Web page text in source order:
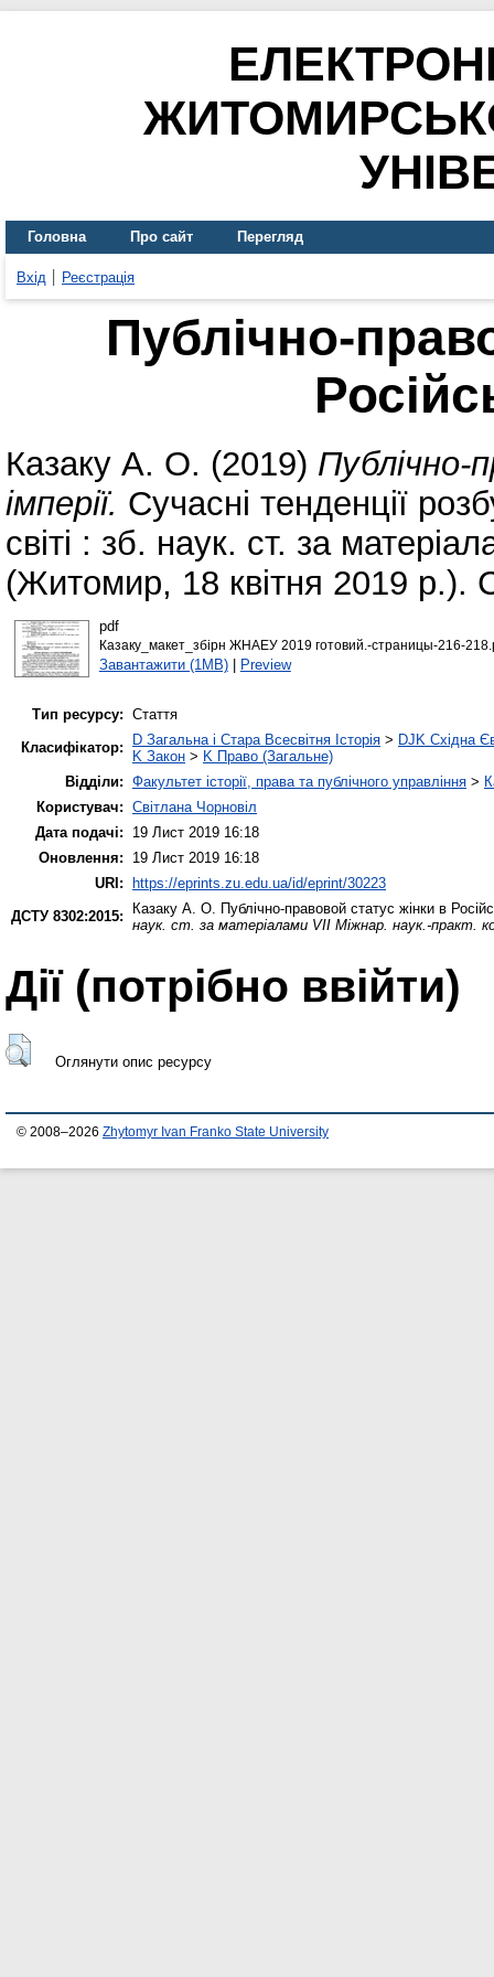
Головна Про сайт Перегляд
Вхід Реєстрація
Публічно-
Казаку А. О. (2019) Публічно-
імперії. Сучасні тенденції
світі : зб. наук. ст. за
(Житомир, 18 квітня 2019 р.).
pdf
Казаку_макет_збірн ЖНАЕУ 2019 готовий.-страницы-216-
Завантажити (1MB)| Preview
Тип ресурсу: Стаття
Класифікатор:
D Загальна і Стара Всесвітня Історія > DJK Східна
K Закон > K Право (Загальне)
Відділи: Факультет історії, права та публічного управління >
Користувач: Світлана Чорновіл
Дата подачі:
19 Лист 2019 16:18
Оновлення:
19 Лист 2019 16:18
URI:
https://eprints.zu.edu.ua/id/eprint/30223
ДСТУ 8302:2015:
Казаку А. О. Публічно-правовой статус жінки в
наук. ст. за матеріалами VІІ Міжнар. наук.-практ.
Дії ​​(потрібно ввійти)
Оглянути опис ресурсу
© 2008–2026 Zhytomyr Ivan Franko State University